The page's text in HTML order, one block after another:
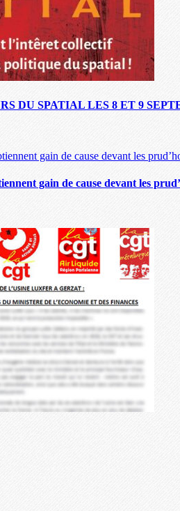
DU SPATIAL LES 8 ET 9
gain de cause devant les